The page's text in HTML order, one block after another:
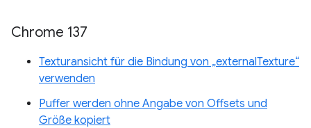
Chrome 137
Texturansicht für die Bindung von „externalTexture“
verwenden
Puffer werden ohne Angabe von Offsets und
Größe kopiert